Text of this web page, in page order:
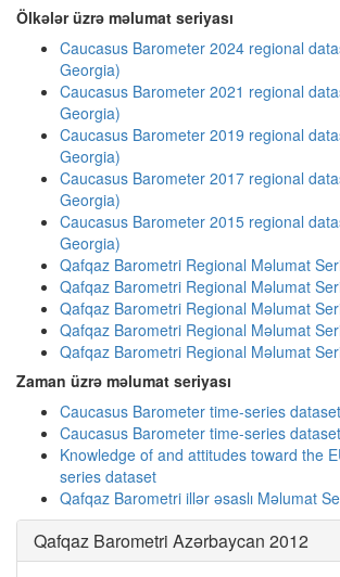
Ölkələr üzrə məlumat seriyası
Caucasus Barometer 2024 regional
Georgia)
Caucasus Barometer 2021 regional
Georgia)
Caucasus Barometer 2019 regional
Georgia)
Caucasus Barometer 2017 regional
Georgia)
Caucasus Barometer 2015 regional
Georgia)
Qafqaz Barometri Regional Məlumat
Qafqaz Barometri Regional Məlumat
Qafqaz Barometri Regional Məlumat
Qafqaz Barometri Regional Məlumat
Qafqaz Barometri Regional Məlumat
Zaman üzrə məlumat seriyası
Caucasus Barometer time-series
Caucasus Barometer time-series
Knowledge of and attitudes toward the
series dataset
Qafqaz Barometri illər əsaslı Məlumat
Qafqaz Barometri Azərbaycan 2012